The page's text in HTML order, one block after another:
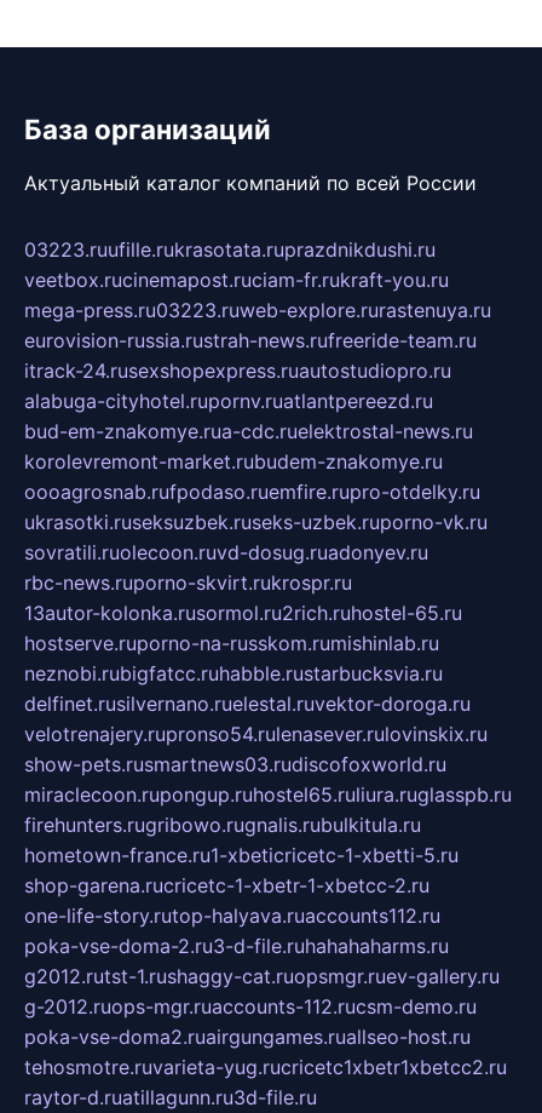
База организаций
Актуальный каталог компаний по всей России
03223.ruufille.rukrasotata.ruprazdnikdushi.ru
veetbox.rucinemapost.ruciam-fr.rukraft-you.ru
mega-press.ru03223.ruweb-explore.rurastenuya.ru
eurovision-russia.rustrah-news.rufreeride-team.ru
itrack-24.rusexshopexpress.ruautostudiopro.ru
alabuga-cityhotel.rupornv.ruatlantpereezd.ru
bud-em-znakomye.rua-cdc.ruelektrostal-news.ru
korolevremont-market.rubudem-znakomye.ru
oooagrosnab.rufpodaso.ruemfire.rupro-otdelky.ru
ukrasotki.ruseksuzbek.ruseks-uzbek.ruporno-vk.ru
sovratili.ruolecoon.ruvd-dosug.ruadonyev.ru
rbc-news.ruporno-skvirt.rukrospr.ru
13autor-kolonka.rusormol.ru2rich.ruhostel-65.ru
hostserve.ruporno-na-russkom.rumishinlab.ru
neznobi.rubigfatcc.ruhabble.rustarbucksvia.ru
delfinet.rusilvernano.ruelestal.ruvektor-doroga.ru
velotrenajery.rupronso54.rulenasever.rulovinskix.ru
show-pets.rusmartnews03.rudiscofoxworld.ru
miraclecoon.rupongup.ruhostel65.ruliura.ruglasspb.ru
firehunters.rugribowo.rugnalis.rubulkitula.ru
hometown-france.ru1-xbeticricetc-1-xbetti-5.ru
shop-garena.rucricetc-1-xbetr-1-xbetcc-2.ru
one-life-story.rutop-halyava.ruaccounts112.ru
poka-vse-doma-2.ru3-d-file.ruhahahaharms.ru
g2012.rutst-1.rushaggy-cat.ruopsmgr.ruev-gallery.ru
g-2012.ruops-mgr.ruaccounts-112.rucsm-demo.ru
poka-vse-doma2.ruairgungames.ruallseo-host.ru
tehosmotre.ruvarieta-yug.rucricetc1xbetr1xbetcc2.ru
raytor-d.ruatillagunn.ru3d-file.ru